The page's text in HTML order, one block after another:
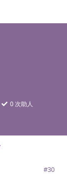
0次助人
#30